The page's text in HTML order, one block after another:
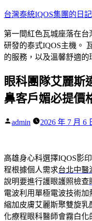
跳
主
要
內
台灣泰統IQOS集團的日記
第一間紅色瓦城座落在
研發的泰式IQOS主機。
的服務，以及溫馨舒適的
眼科團隊艾麗斯
鼻客戶媚必提價
作
admin 2026 年 7 月 6
高雄身心科選擇IQOS影
程根據個人需求台北中醫
說明要進行護眼護照檢查
電波利用單極電波技術加
縮加皮膚艾麗斯聚雙旋乳
化療程眼科醫師會霧白化